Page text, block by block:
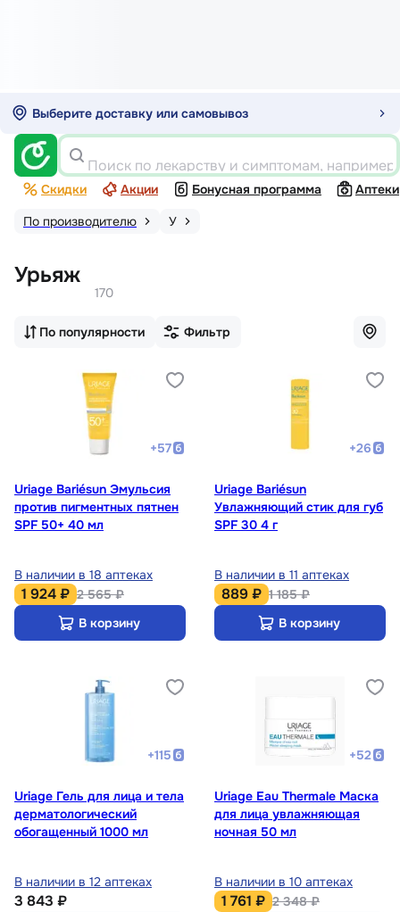
Выберите доставку или самовывоз
Поиск по лекарству и симптомам,
Скидки Акции Бонусная программа
Аптеки
По производителю
У
Урьяж
170
По популярности Фильтр
+57
Uriage Bariésun Эмульсия
против пигментных пятнен
SPF 50+ 40 мл
В наличии в 18 аптеках
1 924 ₽ 2 565 ₽
В корзину
+26
Uriage Bariésun
Увлажняющий стик для губ
SPF 30 4 г
В наличии в 11 аптеках
889 ₽ 1 185 ₽
В корзину
+115
Uriage Гель для лица и тела
дерматологический
обогащенный 1000 мл
В наличии в 12 аптеках
3 843 ₽
+52
Uriage Eau Thermale Маска
для лица увлажняющая
ночная 50 мл
В наличии в 10 аптеках
1 761 ₽ 2 348 ₽